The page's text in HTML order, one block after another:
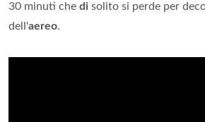
30 minuti che di solito si perde per
dell'aereo.